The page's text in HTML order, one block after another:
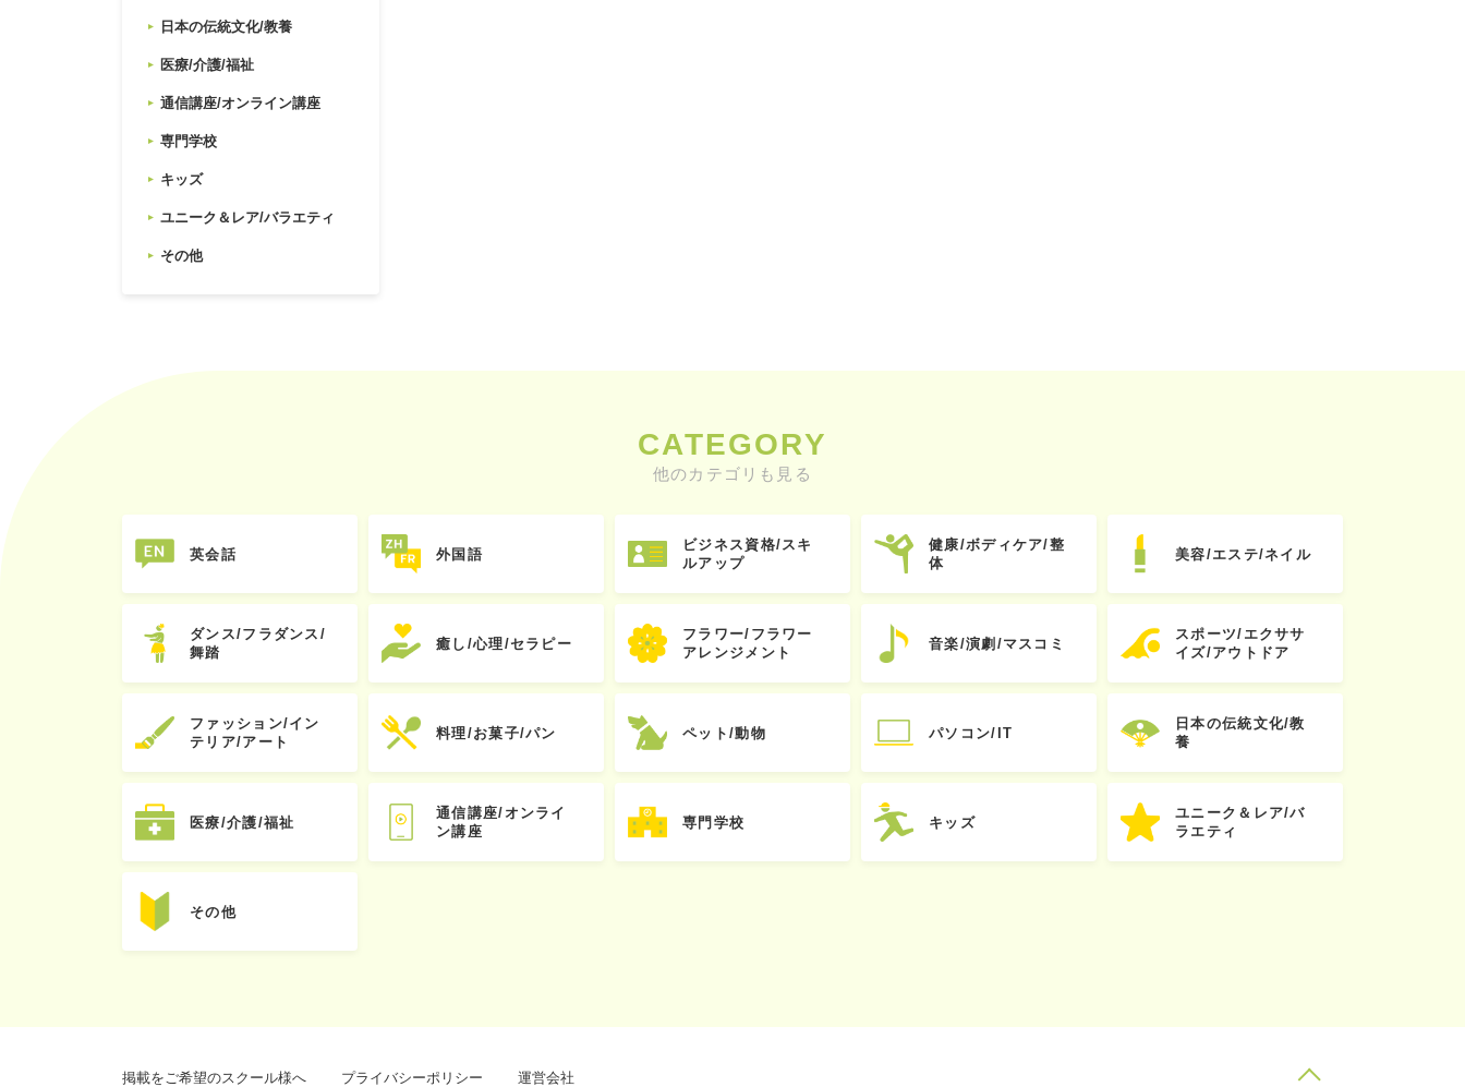
日本の伝統文化/教養
医療/介護/福祉
通信講座/オンライン講座
専門学校
キッズ
ユニーク＆レア/バラエティ
その他
CATEGORY
他のカテゴリも見る
英会話 外国語
ビジネス資格/スキ
ルアップ
健康/ボディケア/整
体
美容/エステ/ネイル
ダンス/フラダンス/
舞踏
癒し/心理/セラピー
フラワー/フラワー
アレンジメント
音楽/演劇/マスコミ
スポーツ/エクササ
イズ/アウトドア
ファッション/イン
テリア/アート
料理/お菓子/パン ペット/動物 パソコン/IT
日本の伝統文化/教
養
医療/介護/福祉
通信講座/オンライ
ン講座
専門学校 キッズ
ユニーク＆レア/バ
ラエティ
その他
掲載をご希望のスクール様へ プライバシーポリシー 運営会社